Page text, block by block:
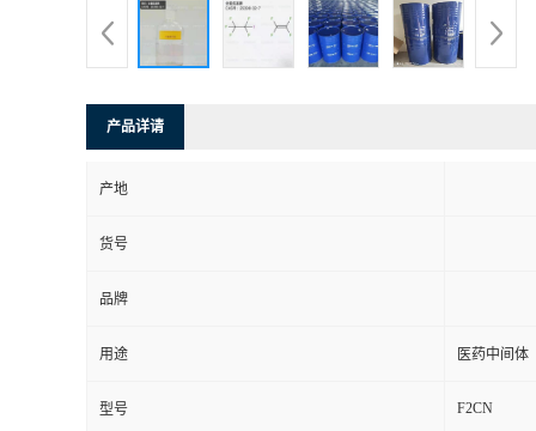
产品详请
产地
货号
品牌
用途 医药中间体
型号 F2CN